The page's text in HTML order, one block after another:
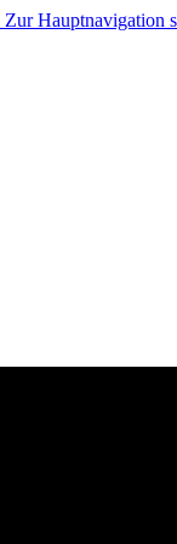
Zur Hauptnavigation